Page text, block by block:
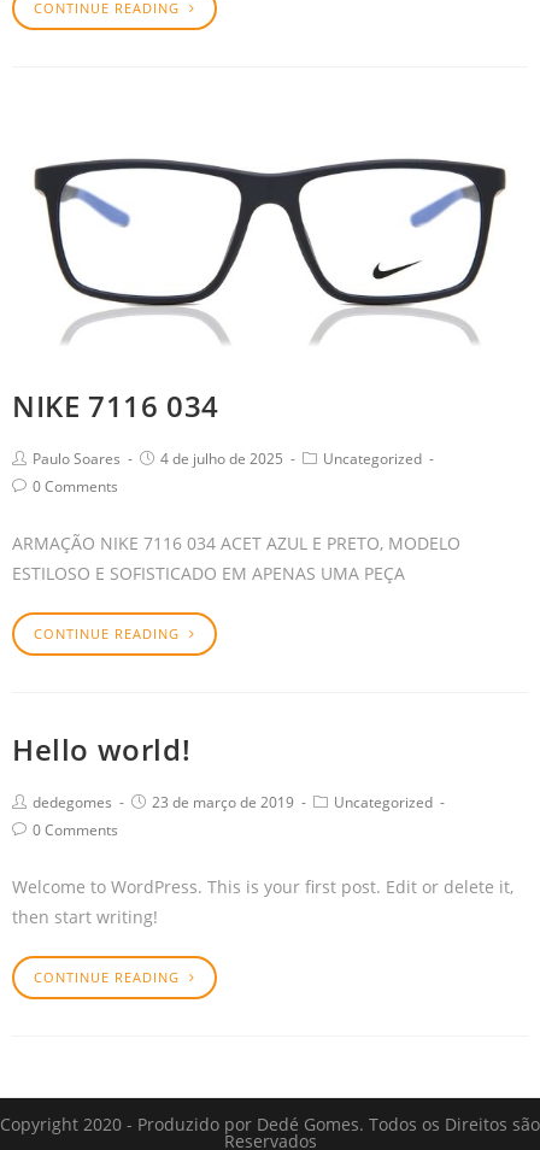
CONTINUE READING
NIKE 7116 034
Paulo Soares 4 de julho de 2025
Uncategorized
0 Comments
ARMAÇÃO NIKE 7116 034 ACET AZUL E PRETO, MODELO
ESTILOSO E SOFISTICADO EM APENAS UMA PEÇA
CONTINUE READING
Hello world!
dedegomes 23 de março de 2019
Uncategorized
0 Comments
Welcome to WordPress. This is your first post. Edit or delete it,
then start writing!
CONTINUE READING
Copyright 2020 - Produzido por Dedé Gomes. Todos os Direitos são
Reservados